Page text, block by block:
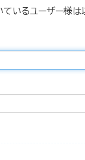
るユーザー様は以